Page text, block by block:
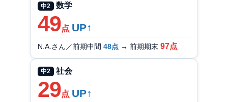
中2 数学
49点 UP↑
N.A.さん／前期中間 48点→ 前期期末 97点
中2 社会
29点 UP↑